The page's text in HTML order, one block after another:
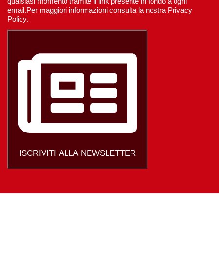
email.Per maggiori informazioni consulta la nostra Privacy
Policy.
ISCRIVITI ALLA NEWSLETTER